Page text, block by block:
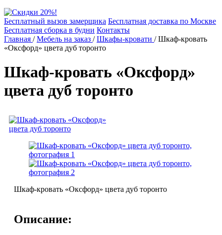
Бесплатный вызов замерщика Бесплатная доставка по Москве
Бесплатная сборка в будни Контакты
Главная /Мебель на заказ /Шкафы-кровати /Шкаф-кровать
«Оксфорд» цвета дуб торонто
Шкаф-кровать «Оксфорд»
цвета дуб торонто
Шкаф-кровать «Оксфорд» цвета дуб торонто
Описание: